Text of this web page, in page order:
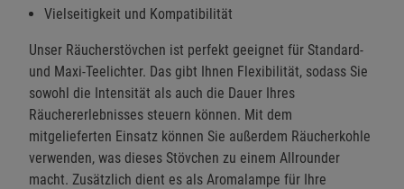
Vielseitigkeit und Kompatibilität
Unser Räucherstövchen ist perfekt geeignet für Standard-
und Maxi-Teelichter. Das gibt Ihnen Flexibilität, sodass Sie
sowohl die Intensität als auch die Dauer Ihres
Räuchererlebnisses steuern können. Mit dem
mitgelieferten Einsatz können Sie außerdem Räucherkohle
verwenden, was dieses Stövchen zu einem Allrounder
macht. Zusätzlich dient es als Aromalampe für Ihre